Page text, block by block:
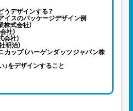
うデザインする？
アイスのパッケージデザイン例
株式会社）
社）
会社）
明治）
カップ（ハーゲンダッツジャパン株
」をデザインすること